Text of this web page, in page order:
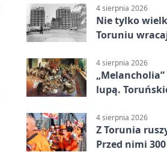
4 sierpnia 2026
Nie tylko
Toruniu
4 sierpnia 2026
lupą.
4 sierpnia 2026
Z Torunia
Przed nimi